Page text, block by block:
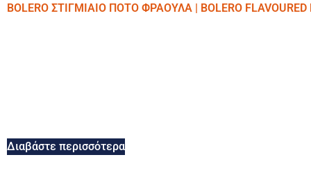
BOLERO ΣΤΙΓΜΙΑΙΟ ΠΟΤΟ ΦΡΑΟΥΛΑ | BOLERO FLAVOURED
Διαβάστε περισσότερα